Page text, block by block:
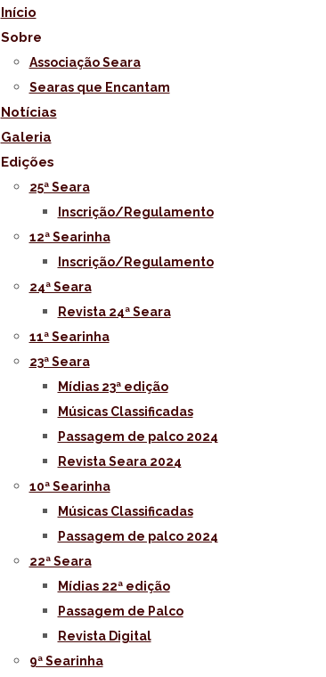
Início
Sobre
Associação Seara
Searas que Encantam
Notícias
Galeria
Edições
25ª Seara
Inscrição/Regulamento
12ª Searinha
Inscrição/Regulamento
24ª Seara
Revista 24ª Seara
11ª Searinha
23ª Seara
Mídias 23ª edição
Músicas Classificadas
Passagem de palco 2024
Revista Seara 2024
10ª Searinha
Músicas Classificadas
Passagem de palco 2024
22ª Seara
Mídias 22ª edição
Passagem de Palco
Revista Digital
9ª Searinha